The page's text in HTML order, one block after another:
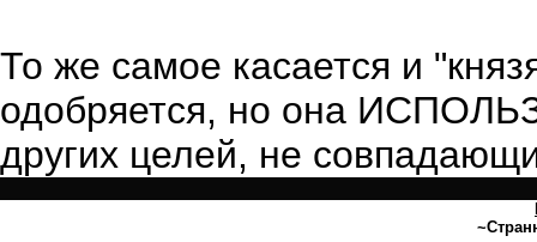
То же самое касается и
одобряется, но она
других целей, не